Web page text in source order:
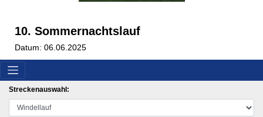
10. Sommernachtslauf
Datum: 06.06.2025
Streckenauswahl: